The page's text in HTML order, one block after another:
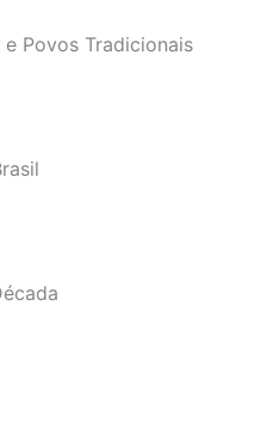
Povos Tradicionais